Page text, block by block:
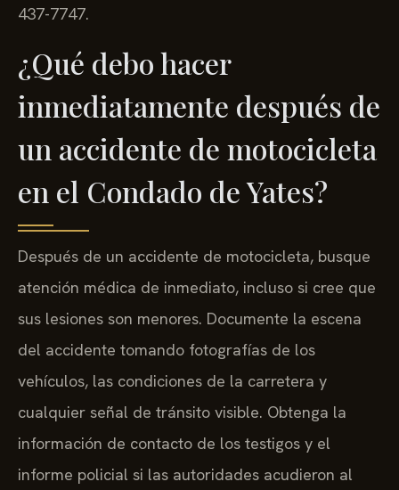
437-7747.
¿Qué debo hacer
inmediatamente después de
un accidente de motocicleta
en el Condado de Yates?
Después de un accidente de motocicleta, busque
atención médica de inmediato, incluso si cree que
sus lesiones son menores. Documente la escena
del accidente tomando fotografías de los
vehículos, las condiciones de la carretera y
cualquier señal de tránsito visible. Obtenga la
información de contacto de los testigos y el
informe policial si las autoridades acudieron al